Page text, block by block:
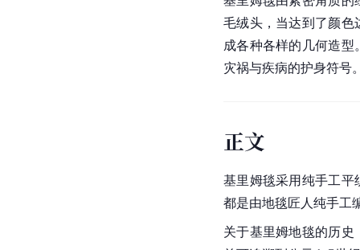
毛绒头，当达到了颜色
成各种各样的几何造
灾祸与疾病的护身符号
正文
基里姆毯采用纯手工平
都是由地毯匠人纯手工
关于基里姆地毯的历